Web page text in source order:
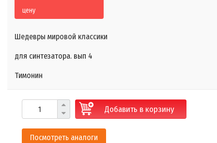
цену
Шедевры мировой классики
для синтезатора. вып 4
Тимонин
Добавить в корзину
Посмотреть аналоги